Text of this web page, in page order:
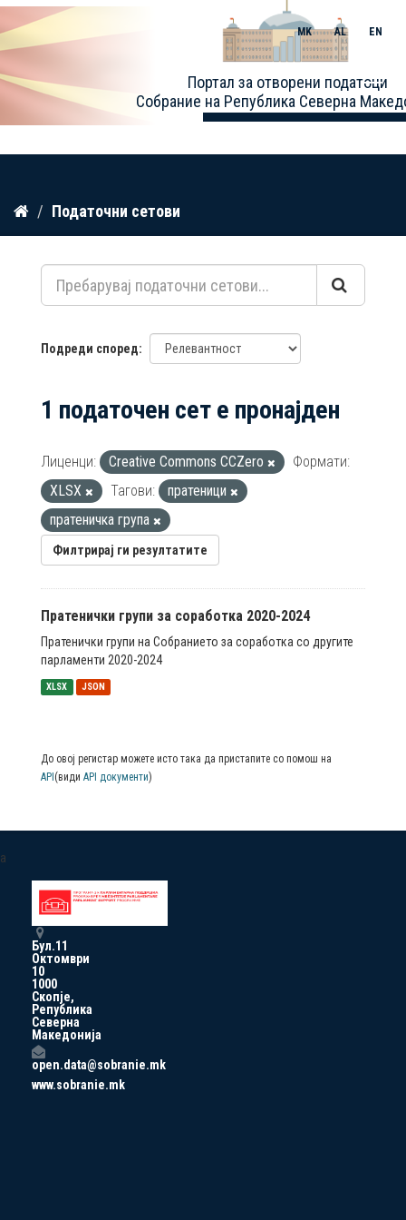
Прескокнете
содржина
Портал за отворени податоци
Собрание на Република Северна
MK AL EN
Toggle
Податочни сетови
Подреди според
1 податочен сет е пронајден
Лиценци: Creative Commons CCZero
Формати:
XLSX
Тагови:
пратеници
пратеничка група
Филтрирај ги резултатите
Пратенички групи за соработка 2020-2024
Пратенички групи на Собранието за соработка со другите
парламенти 2020-2024
XLSX JSON
До овој регистар можете исто така да пристапите со помош на
API (види API документи)
a
Бул.11
Октомври
10
1000
Скопје,
Република
Северна
Македонија
open.data@sobranie.mk
www.sobranie.mk